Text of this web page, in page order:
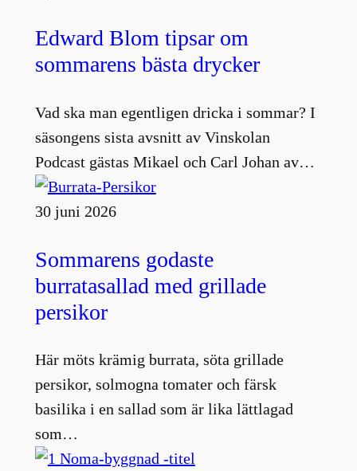
Edward Blom tipsar om
sommarens bästa drycker
Vad ska man egentligen dricka i sommar? I
säsongens sista avsnitt av Vinskolan
Podcast gästas Mikael och Carl Johan av…
30 juni 2026
Sommarens godaste
burratasallad med grillade
persikor
Här möts krämig burrata, söta grillade
persikor, solmogna tomater och färsk
basilika i en sallad som är lika lättlagad
som…